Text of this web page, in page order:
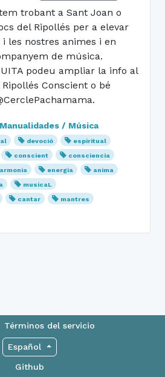
trobant a Sant Joan o
del Ripollés per a elevar
les nostres animes i en
de música.
podeu ampliar la info al
Conscient o bé
/ Música
devoció
espiritual
conscient
consciencia
energia
anima
musicaL
cantar
mantres
Términos del servicio
Español
Github